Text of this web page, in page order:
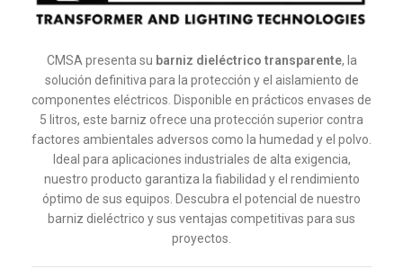
CMSA presenta su barniz dieléctrico transparente, la
solución definitiva para la protección y el aislamiento de
componentes eléctricos. Disponible en prácticos envases de
5 litros, este barniz ofrece una protección superior contra
factores ambientales adversos como la humedad y el polvo.
Ideal para aplicaciones industriales de alta exigencia,
nuestro producto garantiza la fiabilidad y el rendimiento
óptimo de sus equipos. Descubra el potencial de nuestro
barniz dieléctrico y sus ventajas competitivas para sus
proyectos.